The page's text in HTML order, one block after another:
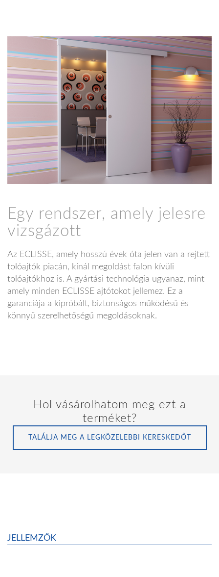
Egy rendszer, amely jelesre
vizsgázott
Az ECLISSE, amely hosszú évek óta jelen van a rejtett
tolóajtók piacán, kínál megoldást falon kívüli
tolóajtókhoz is. A gyártási technológia ugyanaz, mint
amely minden ECLISSE ajtótokot jellemez. Ez a
garanciája a kipróbált, biztonságos működésű és
könnyű szerelhetőségű megoldásoknak.
Hol vásárolhatom meg ezt a
terméket?
TALÁLJA MEG A LEGKÖZELEBBI KERESKEDŐT
JELLEMZŐK